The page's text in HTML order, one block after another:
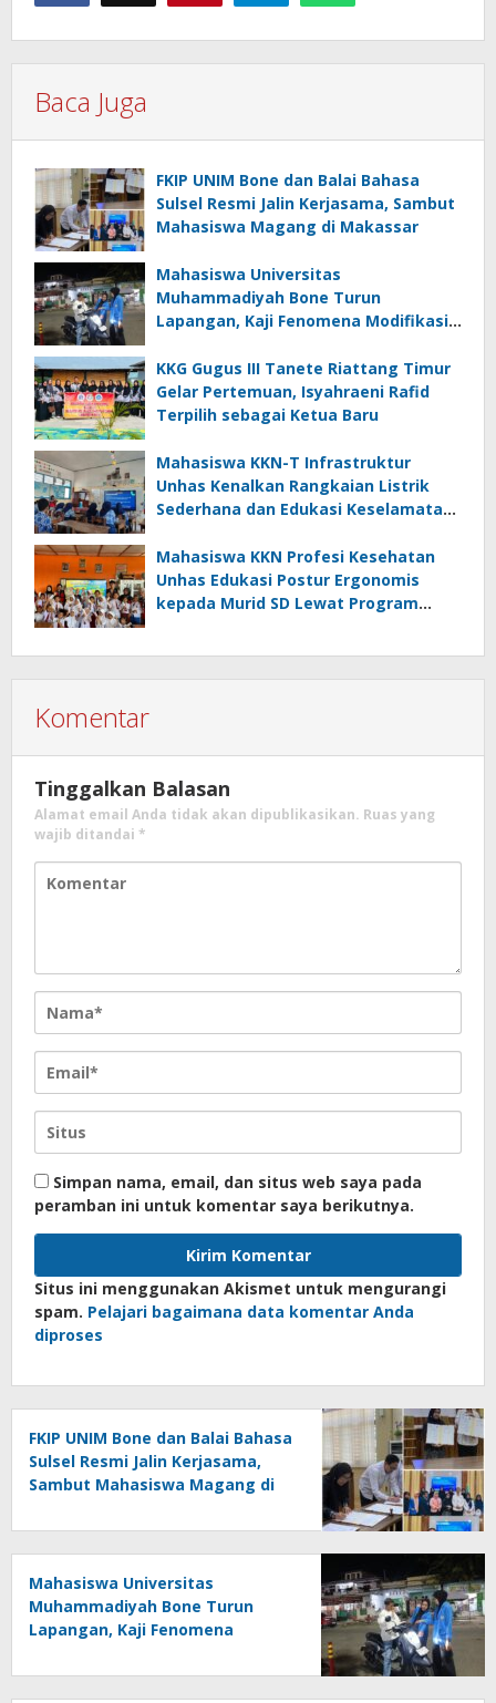
Baca Juga
FKIP UNIM Bone dan Balai Bahasa
Sulsel Resmi Jalin Kerjasama, Sambut
Mahasiswa Magang di Makassar
Mahasiswa Universitas
Muhammadiyah Bone Turun
Lapangan, Kaji Fenomena Modifikasi
FOTOFOBIA
KKG Gugus III Tanete Riattang Timur
Gelar Pertemuan, Isyahraeni Rafid
Terpilih sebagai Ketua Baru
Mahasiswa KKN-T Infrastruktur
Unhas Kenalkan Rangkaian Listrik
Sederhana dan Edukasi Keselamatan
Langkeang
Mahasiswa KKN Profesi Kesehatan
Unhas Edukasi Postur Ergonomis
kepada Murid SD Lewat Program
Komentar
Tinggalkan Balasan
Alamat email Anda tidak akan dipublikasikan. Ruas yang
wajib ditandai *
Simpan nama, email, dan situs web saya pada
peramban ini untuk komentar saya berikutnya.
Situs ini menggunakan Akismet untuk mengurangi
spam. Pelajari bagaimana data komentar Anda
diproses
FKIP UNIM Bone dan Balai Bahasa
Sulsel Resmi Jalin Kerjasama,
Sambut Mahasiswa Magang di
Mahasiswa Universitas
Muhammadiyah Bone Turun
Lapangan, Kaji Fenomena
melalui Riset FOTOFOBIA